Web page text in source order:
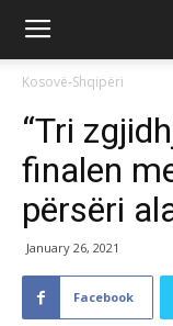
Kosovë-Shqipëri
“Tri
finalen
përsëri
January 26, 2021
Facebook